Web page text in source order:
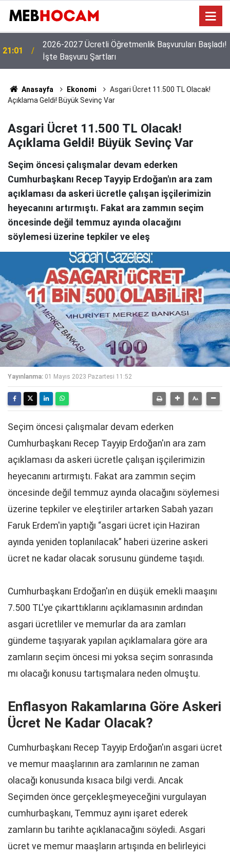
19:02 MEB'den Yeni Ücretli Öğretmen Açıklaması
Anasayfa Ekonomi
Asgari Ücret 11.500 TL Olacak!
Açıklama Geldi! Büyük Sevinç Var
Asgari Ücret 11.500 TL Olacak!
Açıklama Geldi! Büyük Sevinç Var
Seçim öncesi çalışmalar devam ederken
Cumhurbaşkanı Recep Tayyip Erdoğan'ın ara zam
açıklaması da askeri ücretle çalışan işçilerimizin
heyecanını artırmıştı. Fakat ara zammın seçim
öncesinde değil temmuz ayında olacağını
söylemesi üzerine tepkiler ve eleş
Yayınlanma: 01 Mayıs 2023 Pazartesi 11:52
Seçim öncesi çalışmalar devam ederken
Cumhurbaşkanı Recep Tayyip Erdoğan'ın ara zam
açıklaması da askeri ücretle çalışan işçilerimizin
heyecanını artırmıştı. Fakat ara zammın seçim
öncesinde değil temmuz ayında olacağını söylemesi
üzerine tepkiler ve eleştiriler artarken Sabah yazarı
Faruk Erdem'in yaptığı “asgari ücret için Haziran
ayında yeniden toplanılacak” haberi üzerine askeri
ücret ne kadar olacak sorusunu gündeme taşıdı.
Cumhurbaşkanı Erdoğan'ın en düşük emekli maaşını
7.500 TL'ye çıkarttıklarını açıklamasının ardından
asgari ücretliler ve memurlar da ara zamları
gündeme taşıyarak yapılan açıklamalara göre ara
zamların seçim öncesi mi yoksa seçim sonrasında
mı olacağı konusu tartışmalara neden olmuştu.
Enflasyon Rakamlarına Göre Askeri
Ücret Ne Kadar Olacak?
Cumhurbaşkanı Recep Tayyip Erdoğan'ın asgari ücret
ve memur maaşlarının ara zamlarının ne zaman
olacağı konusunda kısaca bilgi verdi. Ancak
Seçimden önce gerçekleşmeyeceğini vurgulayan
cumhurbaşkanı, Temmuz ayını işaret ederek
zamların bu tarihte açıklanacağını söyledi. Asgari
ücret ve memur maaşların artışında en belirleyici